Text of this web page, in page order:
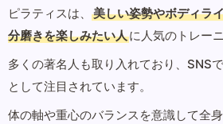
ピラティスは、 美しい姿勢やボディラ
分磨きを楽しみたい人に人気のトレー
多くの著名人も取り入れており、SNS
として注目されています。
体の軸や重心のバランスを意識して全身